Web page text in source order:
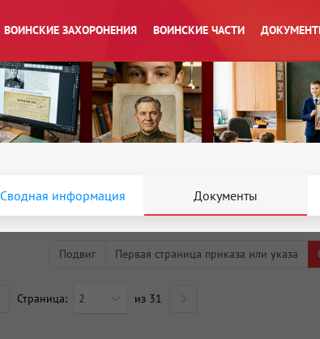
ВОИНСКИЕ ЗАХОРОНЕНИЯ ВОИНСКИЕ ЧАСТИ
Сводная информация Документы
Подвиг Первая страница приказа или указа
Страница: 2 из 31